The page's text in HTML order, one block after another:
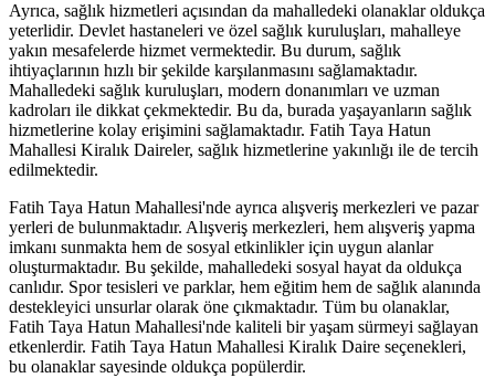
Ayrıca, sağlık hizmetleri açısından da mahalledeki olanaklar oldukça
yeterlidir. Devlet hastaneleri ve özel sağlık kuruluşları, mahalleye
yakın mesafelerde hizmet vermektedir. Bu durum, sağlık
ihtiyaçlarının hızlı bir şekilde karşılanmasını sağlamaktadır.
Mahalledeki sağlık kuruluşları, modern donanımları ve uzman
kadroları ile dikkat çekmektedir. Bu da, burada yaşayanların sağlık
hizmetlerine kolay erişimini sağlamaktadır. Fatih Taya Hatun
Mahallesi Kiralık Daireler, sağlık hizmetlerine yakınlığı ile de tercih
edilmektedir.
Fatih Taya Hatun Mahallesi'nde ayrıca alışveriş merkezleri ve pazar
yerleri de bulunmaktadır. Alışveriş merkezleri, hem alışveriş yapma
imkanı sunmakta hem de sosyal etkinlikler için uygun alanlar
oluşturmaktadır. Bu şekilde, mahalledeki sosyal hayat da oldukça
canlıdır. Spor tesisleri ve parklar, hem eğitim hem de sağlık alanında
destekleyici unsurlar olarak öne çıkmaktadır. Tüm bu olanaklar,
Fatih Taya Hatun Mahallesi'nde kaliteli bir yaşam sürmeyi sağlayan
etkenlerdir. Fatih Taya Hatun Mahallesi Kiralık Daire seçenekleri,
bu olanaklar sayesinde oldukça popülerdir.